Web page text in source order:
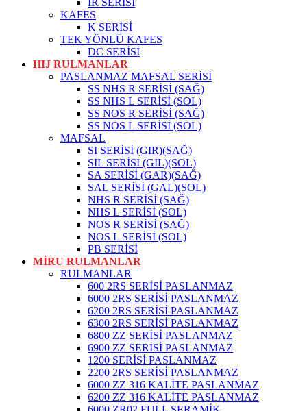
IR SERİSİ
KAFES
K SERİSİ
TEK YÖNLÜ KAFES
DC SERİSİ
HIJ RULMANLAR
PASLANMAZ MAFSAL SERİSİ
SS NHS R SERİSİ (SAĞ)
SS NHS L SERİSİ (SOL)
SS NOS R SERİSİ (SAĞ)
SS NOS L SERİSİ (SOL)
MAFSAL
SI SERİSİ (GIR)(SAĞ)
SIL SERİSİ (GIL)(SOL)
SA SERİSİ (GAR)(SAĞ)
SAL SERİSİ (GAL)(SOL)
NHS R SERİSİ (SAĞ)
NHS L SERİSİ (SOL)
NOS R SERİSİ (SAĞ)
NOS L SERİSİ (SOL)
PB SERİSİ
MİRU RULMANLAR
RULMANLAR
600 2RS SERİSİ PASLANMAZ
6000 2RS SERİSİ PASLANMAZ
6200 2RS SERİSİ PASLANMAZ
6300 2RS SERİSİ PASLANMAZ
6800 ZZ SERİSİ PASLANMAZ
6900 ZZ SERİSİ PASLANMAZ
1200 SERİSİ PASLANMAZ
2200 2RS SERİSİ PASLANMAZ
6000 ZZ 316 KALİTE PASLANMAZ
6200 ZZ 316 KALİTE PASLANMAZ